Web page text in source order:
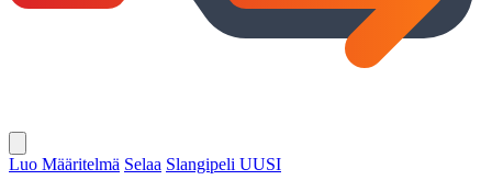
Luo Määritelmä Selaa Slangipeli UUSI